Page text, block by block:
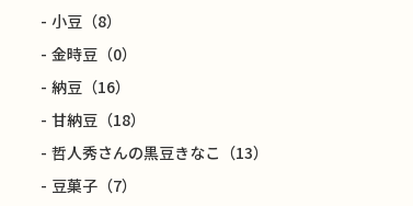
小豆 （8）
金時豆 （0）
納豆 （16）
甘納豆 （18）
哲人秀さんの黒豆きなこ （13）
豆菓子 （7）